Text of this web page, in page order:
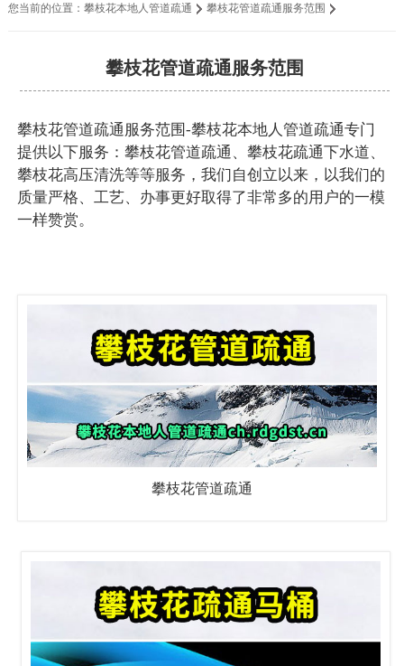
您当前的位置： 攀枝花本地人管道疏通 攀枝花管道疏通服务范围
攀枝花管道疏通服务范围
攀枝花管道疏通服务范围-攀枝花本地人管道疏通专门
提供以下服务：攀枝花管道疏通、攀枝花疏通下水道、
攀枝花高压清洗等等服务，我们自创立以来，以我们的
质量严格、工艺、办事更好取得了非常多的用户的一模
一样赞赏。
攀枝花管道疏通